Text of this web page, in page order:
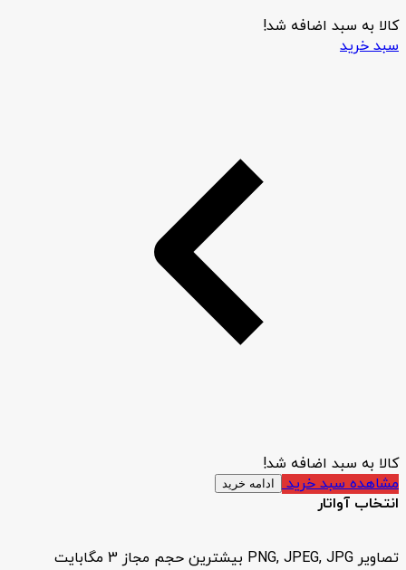
کالا به سبد اضافه شد!
سبد خرید
کالا به سبد اضافه شد!
مشاهده سبد خرید
ادامه خرید
انتخاب آواتار
تصاویر PNG, JPEG, JPG بیشترین حجم مجاز 3 مگابایت